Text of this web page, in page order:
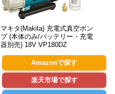
マキタ(Makita) 充電式真空ポン
プ (本体のみ/バッテリー・充電
器別売) 18V VP180DZ
Amazonで探す
楽天市場で探す